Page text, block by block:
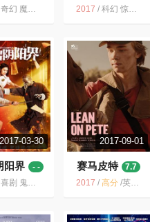
5.3
奇幻 魔幻 网络电影 2017 电影 魔游纪 中国电影 科幻
2017 / 科幻 惊悚 加拿大 电影 2017 小成本 英国 一流
2017-03-30
阳界
- -
喜剧 鬼片 灵异 惊悚 恐怖 挺好 中国 2017
2017-09-01
赛马皮特
7.7
2017 / 高分/英国 成长 青春 剧情 公路 2017 文艺 威尼斯电影节